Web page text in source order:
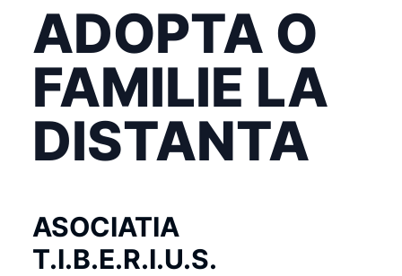
ADOPTA O
FAMILIE LA
DISTANTA
ASOCIATIA
T.I.B.E.R.I.U.S.